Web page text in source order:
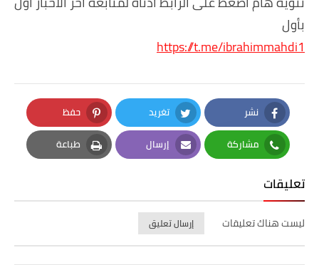
بأول
https://t.me/ibrahimmahdi1
نشر
Facebook
تغريد
Twitter
حفظ
Pinterest
مشاركة
Whatsapp
إرسال
Email
طباعة
Print
تعليقات
ليست هناك تعليقات إرسال تعليق